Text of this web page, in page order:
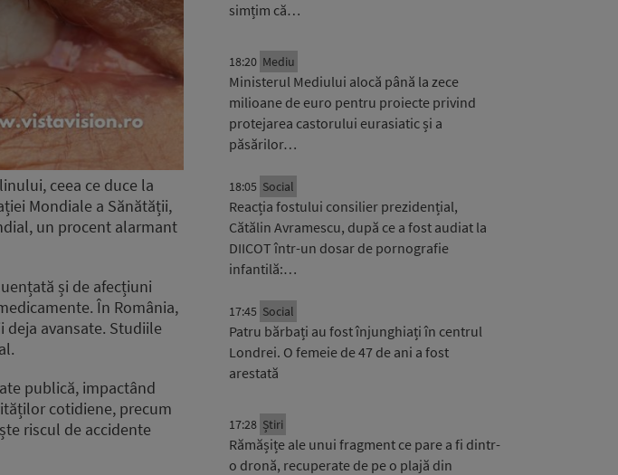
ceea ce duce la
Mondiale a Sănătății,
un procent alarmant
și de afecțiuni
În România,
avansate. Studiile
publică, impactând
cotidiene, precum
riscul de accidente
simțim că…
18:20 Mediu
Ministerul Mediului alocă până la zece
milioane de euro pentru proiecte privind
protejarea castorului eurasiatic și a
păsărilor…
18:05 Social
Reacția fostului consilier prezidențial,
Cătălin Avramescu, după ce a fost audiat la
DIICOT într-un dosar de pornografie
infantilă:…
17:45 Social
Patru bărbați au fost înjunghiați în centrul
Londrei. O femeie de 47 de ani a fost
arestată
17:28 Știri
Rămășițe ale unui fragment ce pare a fi dintr-
o dronă, recuperate de pe o plajă din